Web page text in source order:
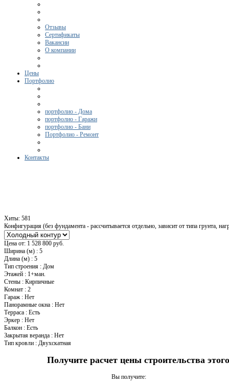
Отзывы
Сертификаты
Вакансии
О компании
Цены
Портфолио
портфолио - Дома
портфолио - Гаражи
портфолио - Бани
Портфолио - Ремонт
Контакты
Хиты: 581
Конфигурация (без фундамента - рассчитывается отдельно, зависит от типа грунта,
Цена от: 1 528 800 руб.
Ширина (м) : 5
Длина (м) : 5
Тип строения : Дом
Этажей : 1+ман.
Стены : Кирпичные
Комнат : 2
Гараж: Нет
Панорамные окна : Нет
Терраса : Есть
Эркер : Нет
Балкон : Есть
Закрытая веранда : Нет
Тип кровли : Двухскатная
Получите расчет цены строительства
Вы получите: